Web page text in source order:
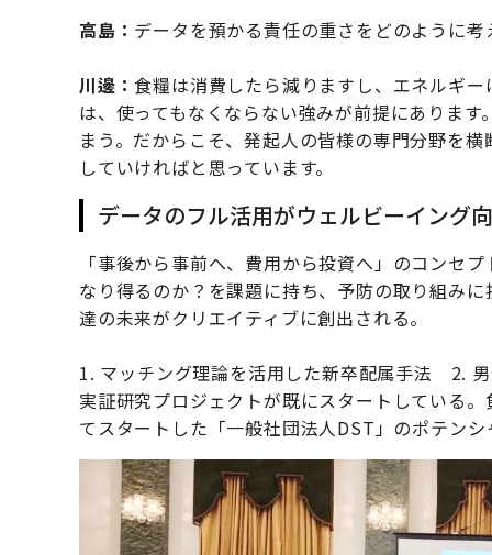
高島： データを預かる責任の重さをどのように考
川邊：食糧は消費したら減りますし、エネルギ
は、使ってもなくならない強みが前提にありま
まう。だからこそ、発起人の皆様の専門分野を
していければと思っています。
データのフル活用がウェルビーイング
「事後から事前へ、費用から投資へ」のコンセ
なり得るのか？を課題に持ち、予防の取り組み
達の未来がクリエイティブに創出される。
1. マッチング理論を活用した新卒配属手法 2.
実証研究プロジェクトが既にスタートしている
てスタートした「一般社団法人DST」のポテン